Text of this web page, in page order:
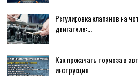
Регулировка клапанов на
двигателе:…
Как прокачать тормоза в
инструкция